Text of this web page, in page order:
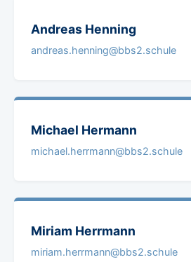
Andreas Henning
andreas.henning@bbs2.schule
Michael Hermann
michael.herrmann@bbs2.schule
Miriam Herrmann
miriam.herrmann@bbs2.schule